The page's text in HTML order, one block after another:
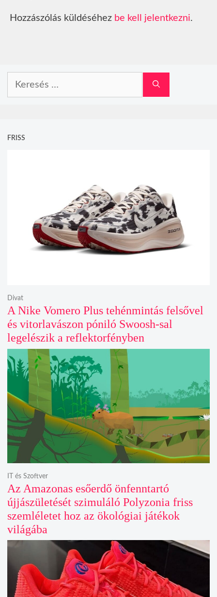
Hozzászólás küldéséhez be kell jelentkezni.
FRISS
A Nike Vomero Plus tehénmintás felsővel
és vitorlavászon póniló Swoosh-sal
legelészik a reflektorfényben
Divat
Az Amazonas esőerdő önfenntartó
újjászületését szimuláló Polyzonia friss
szemléletet hoz az ökológiai játékok
világába
IT és Szoftver